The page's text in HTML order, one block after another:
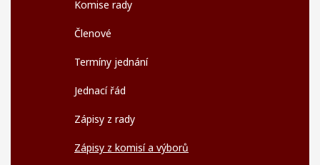
Komise rady
Členové
Termíny jednání
Jednací řád
Zápisy z rady
Zápisy z komisí a výborů